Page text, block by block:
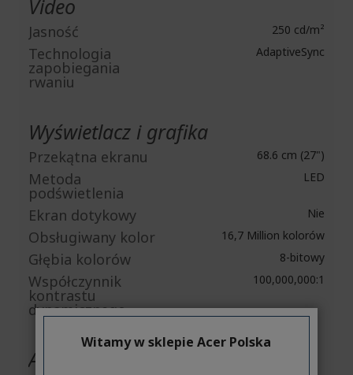
Video
Jasność 250 cd/m²
Technologia
zapobiegania
rwaniu
AdaptiveSync
Wyświetlacz i grafika
Przekątna ekranu 68.6 cm (27")
Metoda
podświetlenia
LED
Ekran dotykowy Nie
Obsługiwany kolor 16,7 Million kolorów
Głębia kolorów 8-bitowy
Współczynnik
kontrastu
dynamicznego
100,000,000:1
Audio
Witamy w sklepie Acer Polska